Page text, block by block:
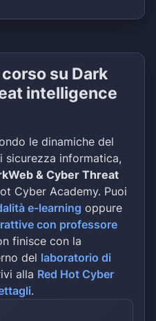
su Dark
intelligence
le dinamiche del
sicurezza informatica,
& Cyber Threat
Cyber Academy. Puoi
e-learning oppure
con professore
finisce con la
del laboratorio di
alla Red Hot Cyber
.